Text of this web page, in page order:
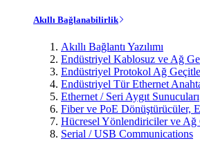
Akıllı Bağlanabilirlik
Akıllı Bağlantı Yazılımı
Endüstriyel Kablosuz ve Ağ
Endüstriyel Protokol Ağ
Endüstriyel Tür Ethernet
Ethernet / Seri Aygıt Sunucuları
Fiber ve PoE Dönüştürücüler,
Hücresel Yönlendiriciler ve Ağ
Serial / USB Communications